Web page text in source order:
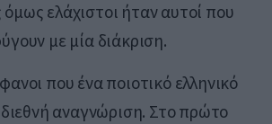
ελάχιστοι ήταν αυτοί που
με μία διάκριση.
που ένα ποιοτικό ελληνικό
διεθνή αναγνώριση. Στο πρώτο